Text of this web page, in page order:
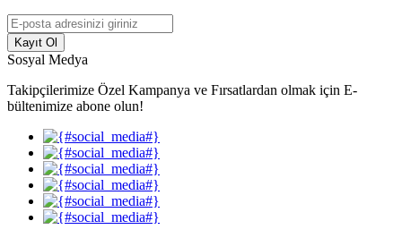
Kayıt Ol
Sosyal Medya
Takipçilerimize Özel Kampanya ve Fırsatlardan olmak için E-
bültenimize abone olun!